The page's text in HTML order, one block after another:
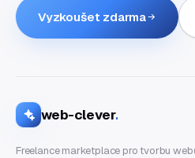
Vyzkoušet zdarma
web-clever.
Freelance marketplace pro tvorbu